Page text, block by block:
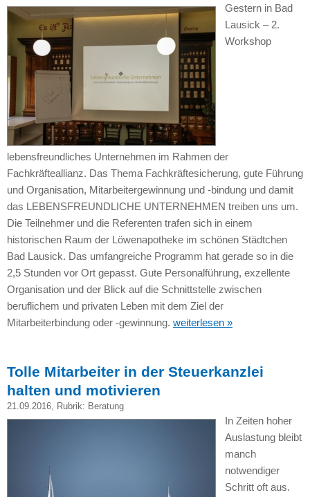
Gestern in Bad
Lausick – 2.
Workshop
lebensfreundliches Unternehmen im Rahmen der
Fachkräfteallianz. Das Thema Fachkräftesicherung, gute Führung
und Organisation, Mitarbeitergewinnung und -bindung und damit
das LEBENSFREUNDLICHE UNTERNEHMEN treiben uns um.
Die Teilnehmer und die Referenten trafen sich in einem
historischen Raum der Löwenapotheke im schönen Städtchen
Bad Lausick. Das umfangreiche Programm hat gerade so in die
2,5 Stunden vor Ort gepasst. Gute Personalführung, exzellente
Organisation und der Blick auf die Schnittstelle zwischen
beruflichem und privaten Leben mit dem Ziel der
Mitarbeiterbindung oder -gewinnung. weiterlesen »
Tolle Mitarbeiter in der Steuerkanzlei
halten und motivieren
21.09.2016, Rubrik: Beratung
In Zeiten hoher
Auslastung bleibt
manch
notwendiger
Schritt oft aus.